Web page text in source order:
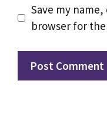
Save my
browser for